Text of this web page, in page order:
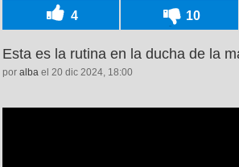
4 10
Esta es la rutina en la ducha de la
por alba el 20 dic 2024, 18:00